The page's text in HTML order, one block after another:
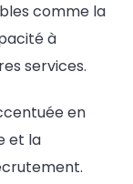
comme la
à
services.
en
et la